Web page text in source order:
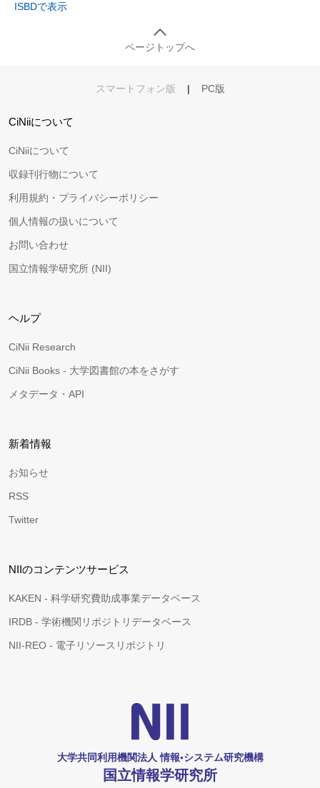
ISBDで表示
ページトップへ
スマートフォン版 | PC版
CiNiiについて
CiNiiについて
収録刊行物について
利用規約・プライバシーポリシー
個人情報の扱いについて
お問い合わせ
国立情報学研究所 (NII)
ヘルプ
CiNii Research
CiNii Books - 大学図書館の本をさがす
メタデータ・API
新着情報
お知らせ
RSS
Twitter
NIIのコンテンツサービス
KAKEN - 科学研究費助成事業データベース
IRDB - 学術機関リポジトリデータベース
NII-REO - 電子リソースリポジトリ
大学共同利用機関法人 情報•システム研究機構
国立情報学研究所